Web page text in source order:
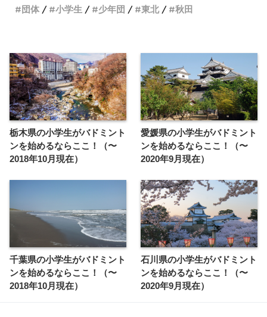
団体
小学生 少年団 東北 秋田
栃木県の小学生がバドミント
ンを始めるならここ！（〜
2018年10月現在）
愛媛県の小学生がバドミント
ンを始めるならここ！（〜
2020年9月現在）
千葉県の小学生がバドミント
ンを始めるならここ！（〜
2018年10月現在）
石川県の小学生がバドミント
ンを始めるならここ！（〜
2020年9月現在）